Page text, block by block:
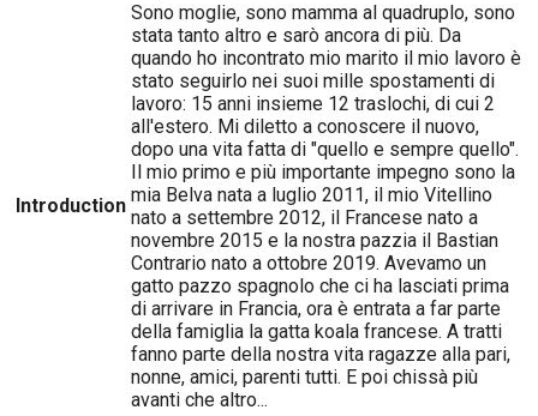
Introduction
Sono moglie, sono mamma al quadruplo, sono
stata tanto altro e sarò ancora di più. Da
quando ho incontrato mio marito il mio lavoro è
stato seguirlo nei suoi mille spostamenti di
lavoro: 15 anni insieme 12 traslochi, di cui 2
all'estero. Mi diletto a conoscere il nuovo,
dopo una vita fatta di "quello e sempre quello".
Il mio primo e più importante impegno sono la
mia Belva nata a luglio 2011, il mio Vitellino
nato a settembre 2012, il Francese nato a
novembre 2015 e la nostra pazzia il Bastian
Contrario nato a ottobre 2019. Avevamo un
gatto pazzo spagnolo che ci ha lasciati prima
di arrivare in Francia, ora è entrata a far parte
della famiglia la gatta koala francese. A tratti
fanno parte della nostra vita ragazze alla pari,
nonne, amici, parenti tutti. E poi chissà più
avanti che altro...